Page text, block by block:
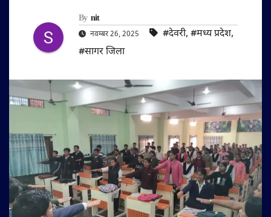
By nit
नवम्बर 26, 2025 #देवरी, #मध्य प्रदेश,
#सागर जिला